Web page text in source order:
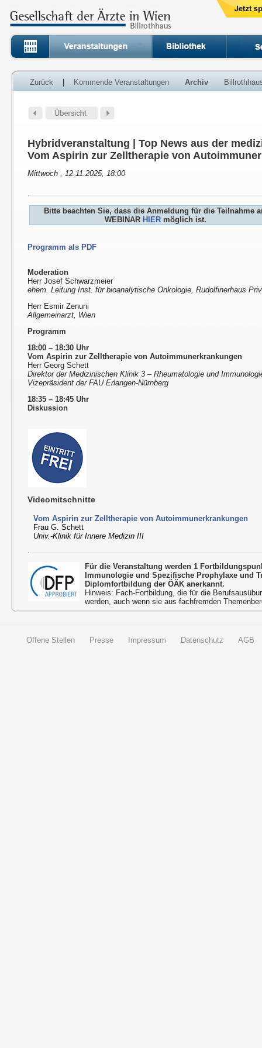
Zurück Kommende Veranstaltungen Archiv
Hybridveranstaltung | Top News aus der
Vom Aspirin zur Zelltherapie von
Mittwoch , 12.11.2025, 18:00
Bitte beachten Sie, dass die Anmeldung für die Teilnahme
WEBINAR HIER möglich ist.
Programm als PDF
Moderation
Herr Josef Schwarzmeier
ehem. Leitung Inst. für bioanalytische Onkologie, Rudolfinerhaus
Herr Esmir Zenuni
Allgemeinarzt, Wien
Programm
18:00 – 18:30 Uhr
Vom Aspirin zur Zelltherapie von Autoimmunerkrankungen
Herr Georg Schett
Direktor der Medizinischen Klinik 3 – Rheumatologie und
Vizepräsident der FAU Erlangen-Nürnberg
18:35 – 18:45 Uhr
Diskussion
Videomitschnitte
Vom Aspirin zur Zelltherapie von Autoimmunerkrankungen
Frau G. Schett
Univ.-Klinik für Innere Medizin III
Für die Veranstaltung werden 1
Immunologie und Spezifische Prophylaxe und
Diplomfortbildung der ÖÄK anerkannt.
Hinweis: Fach-Fortbildung, die für die
werden, auch wenn sie aus fachfremden
Offene Stellen Presse Impressum Datenschutz AGB